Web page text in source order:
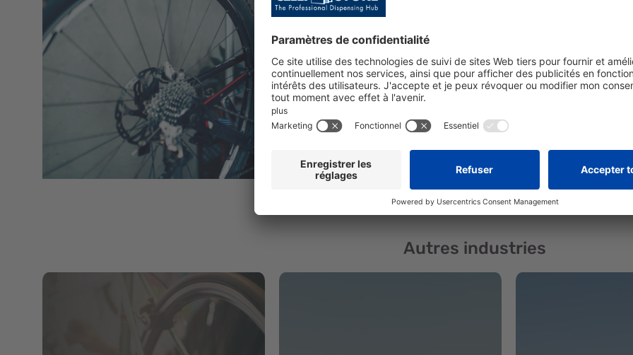
entier pour
innovants
revendeur
Autres industries